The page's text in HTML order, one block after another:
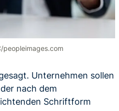
peopleimages.com
Unternehmen sollen
nach dem
Schriftform